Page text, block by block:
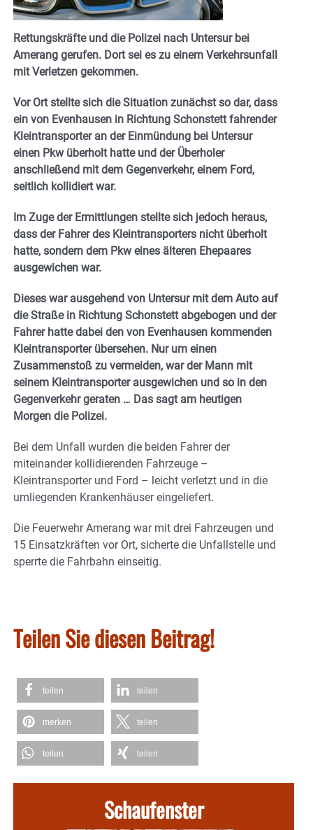
Rettungskräfte und die Polizei nach Untersur bei
Amerang gerufen. Dort sei es zu einem Verkehrsunfall
mit Verletzen gekommen.
Vor Ort stellte sich die Situation zunächst so dar, dass
ein von Evenhausen in Richtung Schonstett fahrender
Kleintransporter an der Einmündung bei Untersur
einen Pkw überholt hatte und der Überholer
anschließend mit dem Gegenverkehr, einem Ford,
seitlich kollidiert war.
Im Zuge der Ermittlungen stellte sich jedoch heraus,
dass der Fahrer des Kleintransporters nicht überholt
hatte, sondern dem Pkw eines älteren Ehepaares
ausgewichen war.
Dieses war ausgehend von Untersur mit dem Auto auf
die Straße in Richtung Schonstett abgebogen und der
Fahrer hatte dabei den von Evenhausen kommenden
Kleintransporter übersehen. Nur um einen
Zusammenstoß zu vermeiden, war der Mann mit
seinem Kleintransporter ausgewichen und so in den
Gegenverkehr geraten … Das sagt am heutigen
Morgen die Polizei.
Bei dem Unfall wurden die beiden Fahrer der
miteinander kollidierenden Fahrzeuge –
Kleintransporter und Ford – leicht verletzt und in die
umliegenden Krankenhäuser eingeliefert.
Die Feuerwehr Amerang war mit drei Fahrzeugen und
15 Einsatzkräften vor Ort, sicherte die Unfallstelle und
sperrte die Fahrbahn einseitig.
Teilen Sie diesen Beitrag!
teilen teilen
merken teilen
teilen teilen
Schaufenster